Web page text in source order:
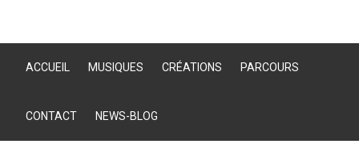
ACCUEIL MUSIQUES CRÉATIONS PARCOURS
CONTACT NEWS-BLOG